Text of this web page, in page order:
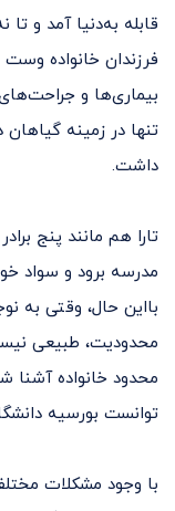
قابله به‌دنیا آمد و
فرزندان خانواده وست
بیماری‌ها و جراحت‌های
تنها در زمینه
داشت.
تارا هم مانند پنج
مدرسه برود و سواد
با‌این حال، وقتی به
محدودیت، طبیعی
محدود خانواده‌ آشنا
توانست بورسیه
با وجود مشکلات